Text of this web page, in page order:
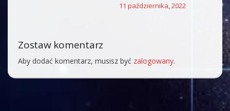
11 października, 2022
Zostaw komentarz
Aby dodać komentarz, musisz być zalogowany.